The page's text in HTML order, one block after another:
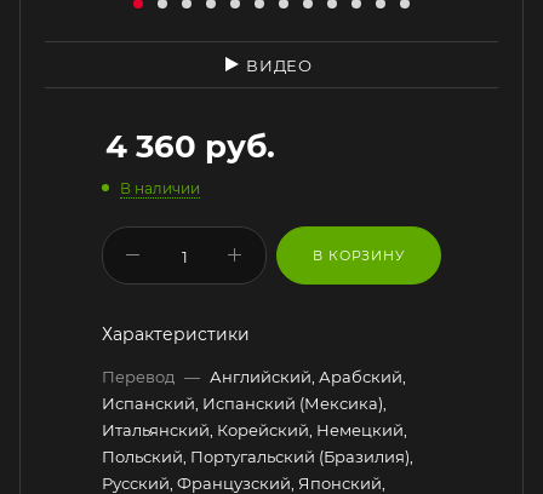
ВИДЕО
4 360 руб.
В наличии
В КОРЗИНУ
Характеристики
Перевод — Английский, Арабский,
Испанский, Испанский (Мексика),
Итальянский, Корейский, Немецкий,
Польский, Португальский (Бразилия),
Русский, Французский, Японский,